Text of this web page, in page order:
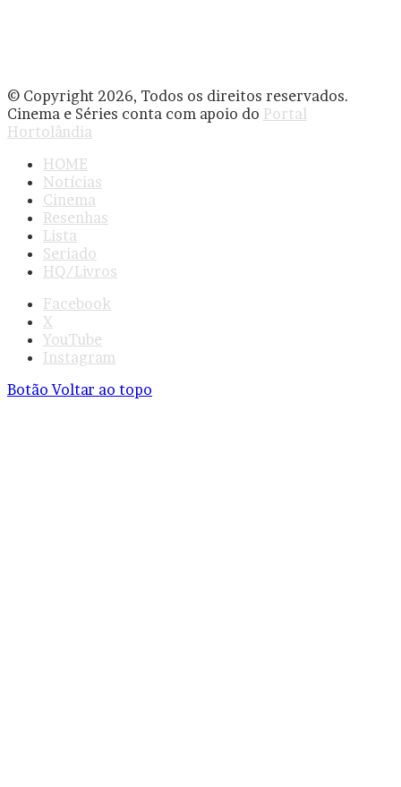
© Copyright 2026, Todos os direitos reservados.
Cinema e Séries conta com apoio do Portal
Hortolândia
HOME
Notícias
Cinema
Resenhas
Lista
Seriado
HQ/Livros
Facebook
X
YouTube
Instagram
Botão Voltar ao topo